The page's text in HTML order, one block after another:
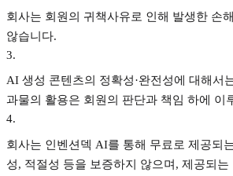
회사는 회원의 귀책사유로 인해 발생한 손
않습니다.
3.
AI 생성 콘텐츠의 정확성·완전성에 대해서
과물의 활용은 회원의 판단과 책임 하에 이
4.
회사는 인벤션덱 AI를 통해 무료로 제공되
성, 적절성 등을 보증하지 않으며, 제공되는